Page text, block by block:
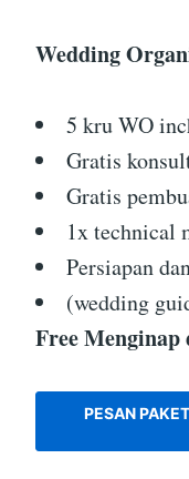
Wedding
5 kru WO
Gratis
Gratis
1x technical
Persiapan
(wedding
Free
PESAN